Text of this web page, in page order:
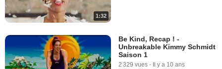
1:32
Be Kind, Recap ! -
Unbreakable Kimmy Schmidt
Saison 1
2 329 vues - Il y a 10 ans